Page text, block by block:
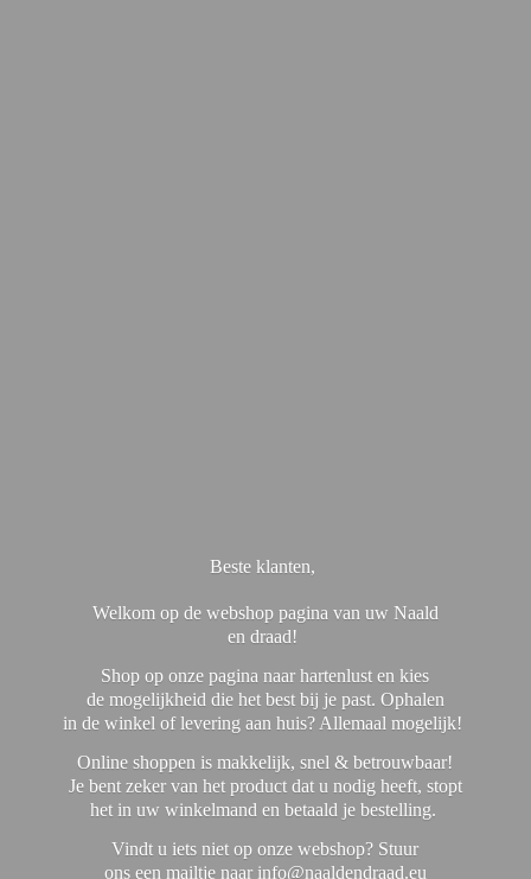
Beste klanten,
Welkom op de webshop pagina van uw Naald
en draad!
Shop op onze pagina naar hartenlust en kies
de mogelijkheid die het best bij je past. Ophalen
in de winkel of levering aan huis? Allemaal mogelijk!
Online shoppen is makkelijk, snel & betrouwbaar!
Je bent zeker van het product dat u nodig heeft, stopt
het in uw winkelmand en betaald je bestelling.
Vindt u iets niet op onze webshop? Stuur
ons een mailtje naar info@naaldendraad.eu